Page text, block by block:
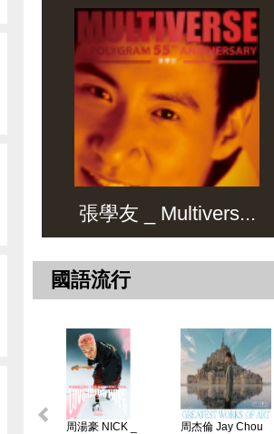
張學友 _ Multivers...
國語流行
周湯豪 NICK _
周杰倫 Jay Chou